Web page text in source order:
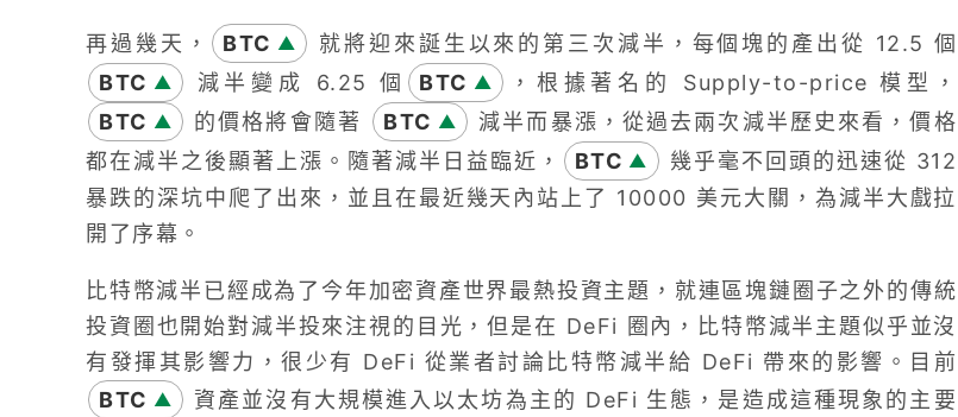
再過幾天， BTC ▲
就將迎來誕生以來的第三次減半，每個塊的產出從 12.5 個
BTC ▲ 減半變成 6.25 個 BTC ▲
，根據著名的 Supply-to-price 模型，
BTC ▲ 的價格將會隨著 BTC ▲
減半而暴漲，從過去兩次減半歷史來看，價格
都在減半之後顯著上漲。隨著減半日益臨近，
BTC ▲
幾乎毫不回頭的迅速從 312
暴跌的深坑中爬了出來，並且在最近幾天內站上了 10000 美元大關，為減半大戲拉
開了序幕。
比特幣減半已經成為了今年加密資產世界最熱投資主題，就連區塊鏈圈子之外的傳統
投資圈也開始對減半投來注視的目光，但是在 DeFi 圈內，比特幣減半主題似乎並沒
有發揮其影響力，很少有 DeFi 從業者討論比特幣減半給 DeFi 帶來的影響。目前
BTC ▲
資產並沒有大規模進入以太坊為主的 DeFi 生態，是造成這種現象的主要